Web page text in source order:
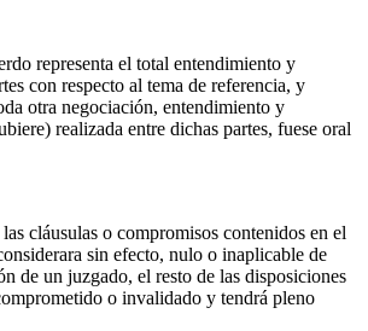
representa el total entendimiento y
con respecto al tema de referencia, y
otra negociación, entendimiento y
realizada entre dichas partes, fuese oral
cláusulas o compromisos contenidos en el
sin efecto, nulo o inaplicable de
de un juzgado, el resto de las disposiciones
o invalidado y tendrá pleno